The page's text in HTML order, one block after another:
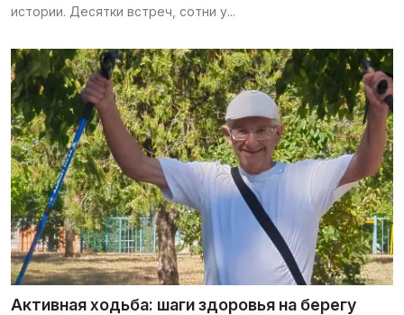
истории. Десятки встреч, сотни у...
Активная ходьба: шаги здоровья на берегу